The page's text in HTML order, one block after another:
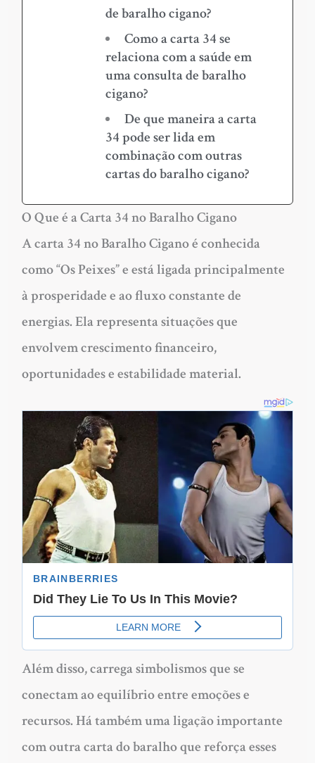
de baralho cigano?
Como a carta 34 se
relaciona com a saúde em
uma consulta de baralho
cigano?
De que maneira a carta
34 pode ser lida em
combinação com outras
cartas do baralho cigano?
O Que é a Carta 34 no Baralho Cigano
A carta 34 no Baralho Cigano é conhecida
como “Os Peixes” e está ligada principalmente
à prosperidade e ao fluxo constante de
energias. Ela representa situações que
envolvem crescimento financeiro,
oportunidades e estabilidade material.
Além disso, carrega simbolismos que se
conectam ao equilíbrio entre emoções e
recursos. Há também uma ligação importante
com outra carta do baralho que reforça esses